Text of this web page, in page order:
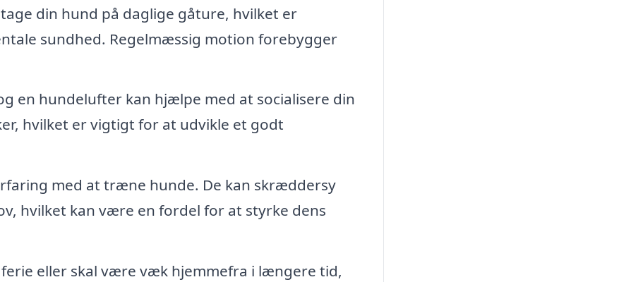
din hund på daglige gåture, hvilket er
sundhed. Regelmæssig motion forebygger
en hundelufter kan hjælpe med at socialisere din
hvilket er vigtigt for at udvikle et godt
med at træne hunde. De kan skræddersy
hvilket kan være en fordel for at styrke dens
ferie eller skal være væk hjemmefra i længere tid,